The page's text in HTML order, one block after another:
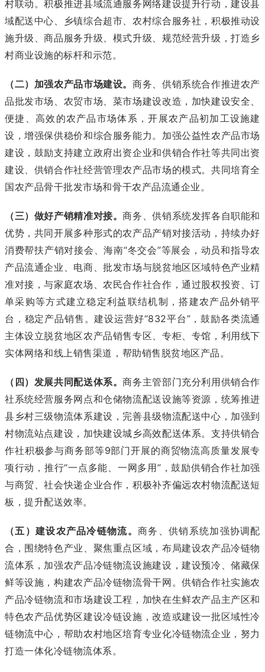
村联动。积极推进县域流通服务网络建设提升行动，建设县
域配送中心、乡镇综合超市、农村综合服务社，积极推动设
施升级、商品服务升级、模式升级、规范经营升级，打造乡
村商业设施的标杆和示范。
（二）加强农产品市场建设。商务、供销系统合作推进农产
品批发市场、农贸市场、菜市场建设改造，加快建设安全、
便捷、高效的农产品市场体系，开展农产品初加工设施建
设，增强保供稳价和综合服务能力。加强公益性农产品市场
建设，鼓励支持建立政府出资企业和供销合作社等共同出资
建设、供销合作社经营管理农产品市场的模式。共同培育全
国农产品骨干批发市场和骨干农产品流通企业。
（三）做好产销精准对接。商务、供销系统发挥各自职能和
优势，共同开展多种形式的农产品产销对接活动，持续办好
消费帮扶产销对接会、海南“冬交会”等展会，动员和指导农
产品流通企业、电商、批发市场与脱贫地区区域特色产业精
准对接，与家庭农场、农民合作社合作，通过股权投资、订
单采购等方式建立稳定利益联结机制，搭建农产品外销平
台，稳定产品销售。建设运营好“832平台”，鼓励各类流通
主体设立脱贫地区农产品销售专区、专柜、专馆，利用线下
实体网络和线上销售渠道，帮助销售脱贫地区产品。
（四）发展共同配送体系。商务主管部门充分利用供销合作
社系统经营服务网点和仓储物流配送设施等资源，统筹推进
县乡村三级物流体系建设，完善县级物流配送中心，加强到
村物流站点建设，加快建设城乡高效配送体系。支持供销合
作社积极参与商务部等9部门开展的商贸物流高质量发展专
项行动，推行“一点多能、一网多用”，鼓励供销合作社加强
与商贸、社会快递企业合作，积极补齐偏远农村物流配送短
板，提升配送效率。
（五）建设农产品冷链物流。商务、供销系统加强协调配
合，围绕特色产业、聚焦重点区域，布局建设农产品冷链物
流体系，加强农产品冷链物流设施建设，建设预冷、储藏保
鲜等设施，构建农产品冷链物流骨干网。供销合作社实施农
产品冷链物流和市场建设工程，加快在生鲜农产品主产区和
特色农产品优势区建设冷链设施，改造或建设一批区域性冷
链物流中心，帮助农村地区培育专业化冷链物流企业，努力
打造一体化冷链物流体系。